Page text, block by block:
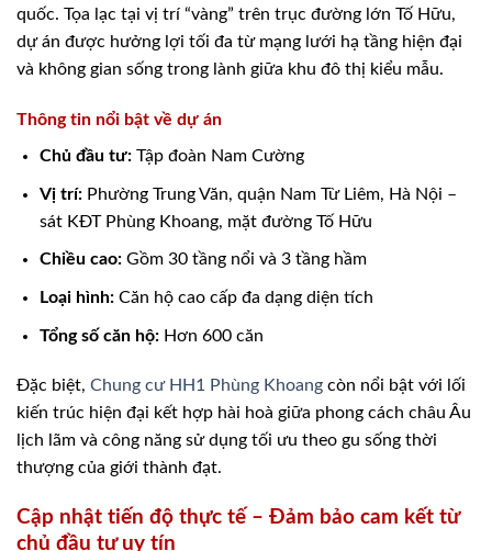
quốc. Tọa lạc tại vị trí “vàng” trên trục đường lớn Tố Hữu,
dự án được hưởng lợi tối đa từ mạng lưới hạ tầng hiện đại
và không gian sống trong lành giữa khu đô thị kiểu mẫu.
Thông tin nổi bật về dự án
Chủ đầu tư:Tập đoàn Nam Cường
Vị trí:Phường Trung Văn, quận Nam Từ Liêm, Hà Nội –
sát KĐT Phùng Khoang, mặt đường Tố Hữu
Chiều cao:Gồm 30 tầng nổi và 3 tầng hầm
Loại hình:Căn hộ cao cấp đa dạng diện tích
Tổng số căn hộ:Hơn 600 căn
Đặc biệt, Chung cư HH1 Phùng Khoang còn nổi bật với lối
kiến trúc hiện đại kết hợp hài hoà giữa phong cách châu Âu
lịch lãm và công năng sử dụng tối ưu theo gu sống thời
thượng của giới thành đạt.
Cập nhật tiến độ thực tế – Đảm bảo cam kết từ
chủ đầu tư uy tín